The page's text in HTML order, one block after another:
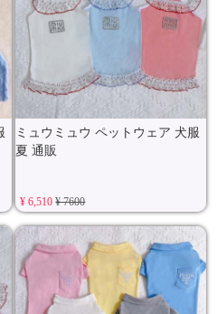
ミュウミュウ ペットウェア 犬服
夏 通販
¥ 6,510¥ 7600